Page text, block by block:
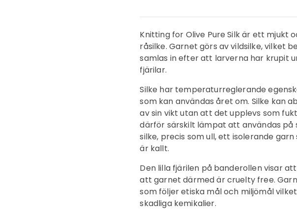
Knitting for Olive Pure Silk är ett mjukt
råsilke. Garnet görs av vildsilke, vilket
samlas in efter att larverna har krupit
fjärilar.
Silke har temperaturreglerande
som kan användas året om. Silke kan
av sin vikt utan att det upplevs som
därför särskilt lämpat att användas på
silke, precis som ull, ett isolerande
är kallt.
Den lilla fjärilen på banderollen visar
att garnet därmed är cruelty free.
som följer etiska mål och miljömål
skadliga kemikalier.
Logga in på ditt konto för att lägga till produkter i din
önskelista och se dina tidigare sparade artiklar.